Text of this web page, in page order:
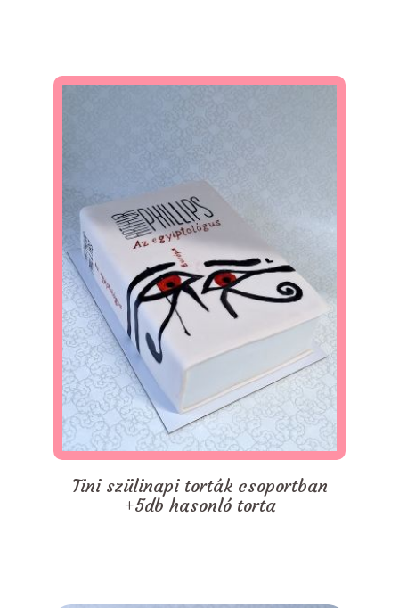
Tini szülinapi torták csoportban
+5db hasonló torta